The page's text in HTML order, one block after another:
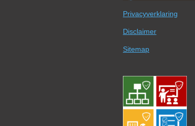
Privacyverklaring
Disclaimer
Sitemap